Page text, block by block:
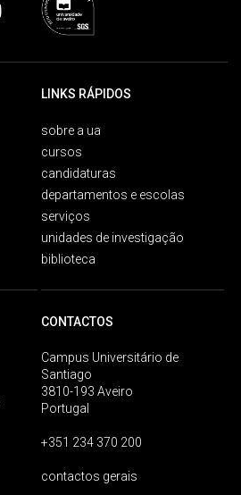
LINKS RÁPIDOS
sobre a ua
cursos
candidaturas
departamentos e escolas
serviços
unidades de investigação
biblioteca
CONTACTOS
Campus Universitário de
Santiago
3810-193 Aveiro
Portugal
+351 234 370 200
contactos gerais